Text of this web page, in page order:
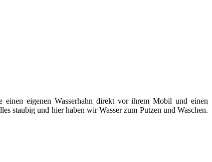
eigenen Wasserhahn direkt vor ihrem Mobil und einen
staubig und hier haben wir Wasser zum Putzen und Waschen.